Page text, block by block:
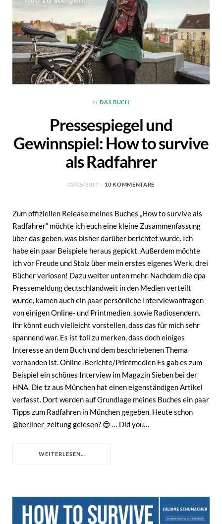
in DAS BUCH
Pressespiegel und
Gewinnspiel: How to survive
als Radfahrer
03/05/2017 10 KOMMENTARE
Zum offiziellen Release meines Buches „How to survive als
Radfahrer“ möchte ich euch eine kleine Zusammenfassung
über das geben, was bisher darüber berichtet wurde. Ich
habe ein paar Beispiele heraus gepickt. Außerdem möchte
ich vor Freude und Stolz über mein erstes eigenes Werk, drei
Bücher verlosen! Dazu weiter unten mehr. Nachdem die dpa
Pressemeldung deutschlandweit in den Medien verteilt
wurde, kamen auch ein paar persönliche Interviewanfragen
von einigen Online- und Printmedien, sowie Radiosendern.
Ihr könnt euch vielleicht vorstellen, dass das für mich sehr
spannend war. Es ist toll zu merken, dass doch einiges
Interesse an dem Buch und dem beschriebenen Thema
vorhanden ist. Online-Berichte/Printmedien Es gab es zum
Beispiel ein schönes Interview im Magazin Sieben bei der
HNA. Die tz aus München hat einen eigenständigen Artikel
verfasst. Dort werden auf Grundlage meines Buches ein paar
Tipps zum Radfahren in München gegeben. Heute schon
@berliner_zeitung gelesen? 😎 … Did you…
WEITERLESEN...